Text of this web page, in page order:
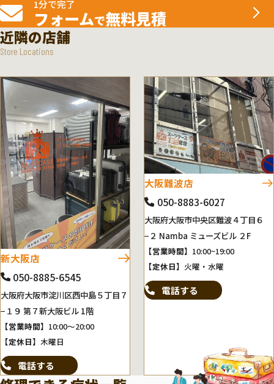
1分で完了
フォームで無料見積
近隣の店舗
Store Locations
新大阪店
050-8885-6545
大阪府大阪市淀川区西中島５丁目７
−１９ 第７新大阪ビル 1階
【営業時間】 10:00～20:00
【定休日】 木曜日
電話する
大阪難波店
050-8883-6027
大阪府大阪市中央区難波４丁目６
−２ Namba ミューズビル ２F
【営業時間】 10:00~19:00
【定休日】 火曜・水曜
電話する